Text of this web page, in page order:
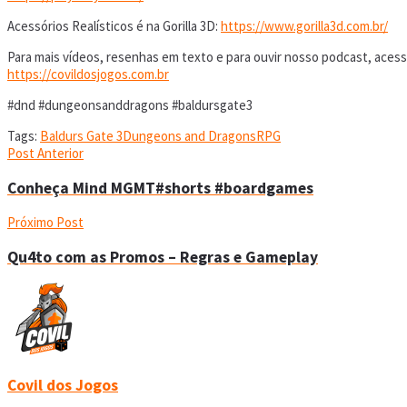
Acessórios Realísticos é na Gorilla 3D: https://www.gorilla3d.com.br/
Para mais vídeos, resenhas em texto e para ouvir nosso podcast,
https://covildosjogos.com.br
#dnd #dungeonsanddragons #baldursgate3
Tags: Baldurs Gate 3Dungeons and DragonsRPG
Post Anterior
Conheça Mind MGMT#shorts #boardgames
Próximo Post
Qu4to com as Promos – Regras e Gameplay
Covil dos Jogos